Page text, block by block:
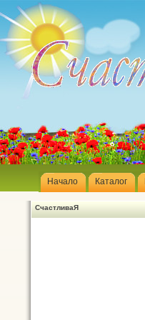
Начало Каталог
СчастливаЯ